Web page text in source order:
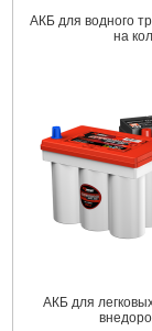
АКБ для водного
на
АКБ для